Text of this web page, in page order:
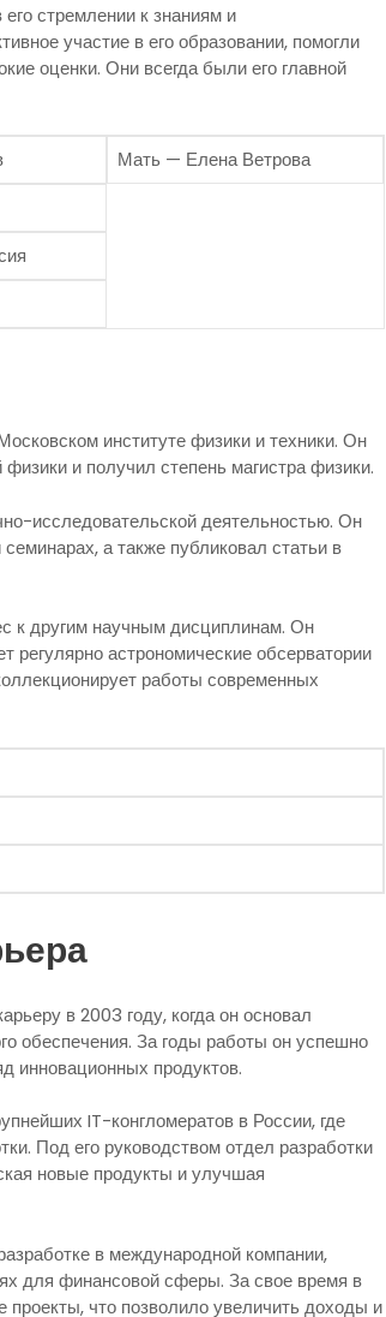
стремлении к знаниям и
участие в его образовании, помогли
оценки. Они всегда были его главной
Мать — Елена Ветрова
институте физики и техники. Он
и получил степень магистра физики.
исследовательской деятельностью. Он
а также публиковал статьи в
к другим научным дисциплинам. Он
регулярно астрономические обсерватории
работы современных
в 2003 году, когда он основал
обеспечения. За годы работы он успешно
инновационных продуктов.
IT-конгломератов в России, где
Под его руководством отдел разработки
новые продукты и улучшая
в международной компании,
для финансовой сферы. За свое время в
что позволило увеличить доходы и